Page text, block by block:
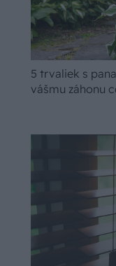
5 trvaliek s
vášmu záhonu